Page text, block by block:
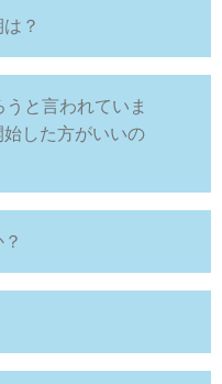
？
と言われていま
した方がいいの